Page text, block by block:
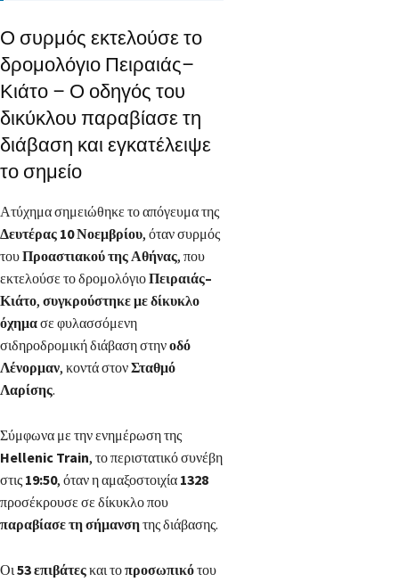
Ο συρμός εκτελούσε το
δρομολόγιο Πειραιάς–
Κιάτο – Ο οδηγός του
δικύκλου παραβίασε τη
διάβαση και εγκατέλειψε
το σημείο
Ατύχημα σημειώθηκε το απόγευμα της
Δευτέρας 10 Νοεμβρίου, όταν συρμός
τουΠροαστιακού της Αθήνας, που
εκτελούσε το δρομολόγιοΠειραιάς–
Κιάτο, συγκρούστηκε με δίκυκλο
όχημασε φυλασσόμενη
σιδηροδρομική διάβαση στηνοδό
Λένορμαν, κοντά στονΣταθμό
Λαρίσης.
Σύμφωνα με την ενημέρωση της
Hellenic Train, το περιστατικό συνέβη
στις 19:50, όταν η αμαξοστοιχία 1328
προσέκρουσε σε δίκυκλο που
παραβίασε τη σήμανσητης διάβασης.
Οι53 επιβάτεςκαι τοπροσωπικότου